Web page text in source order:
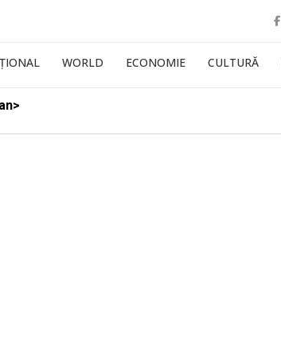
WORLD ECONOMIE CULTURĂ